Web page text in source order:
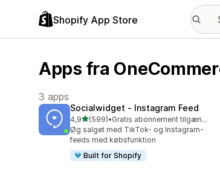
Shopify App Store
Apps fra
3 apps
Socialwidget ‑ Instagram Feed
4,9ud af 5 stjerner
(599)
599 anmeldelser i alt
•
Gratis abonnement tilgængeligt
Øg salget med TikTok- og Instagram-
feeds med købsfunktion
Built for Shopify